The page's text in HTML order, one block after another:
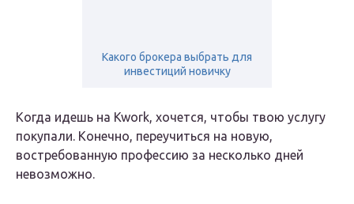
Какого брокера выбрать для
инвестиций новичку
Когда идешь на Kwork, хочется, чтобы твою услугу
покупали. Конечно, переучиться на новую,
востребованную профессию за несколько дней
невозможно.